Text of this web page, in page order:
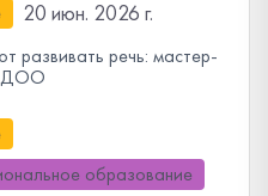
20 июн. 2026 г.
развивать речь: мастер-
ДОО
образование